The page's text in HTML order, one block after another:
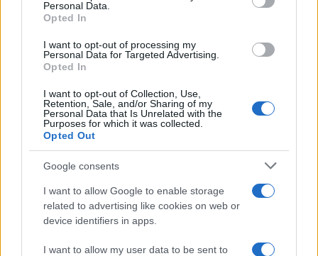
Personal Data.
Opted In
I want to opt-out of processing my
Personal Data for Targeted Advertising.
Opted In
I want to opt-out of Collection, Use,
Retention, Sale, and/or Sharing of my
Personal Data that Is Unrelated with the
Purposes for which it was collected.
Opted Out
Google consents
I want to allow Google to enable storage
related to advertising like cookies on web or
device identifiers in apps.
I want to allow my user data to be sent to
φόρος – Τι ισχυεί για τις γονικές παροχές
Aναστέλλονται τα τακτικά ραντεβού του
αγγειοχειρουργού του νοσοκομείου
Χανίων επειδή κλάπηκε το μηχανάκι του
Σούπερ μάρκετ: Νέες μειώσεις τιμών –
916 προϊόντα στην εθνική πρωτοβουλία,
ανάμεσά τους 130 σχολικά
Πολιτική: Περισσότερα